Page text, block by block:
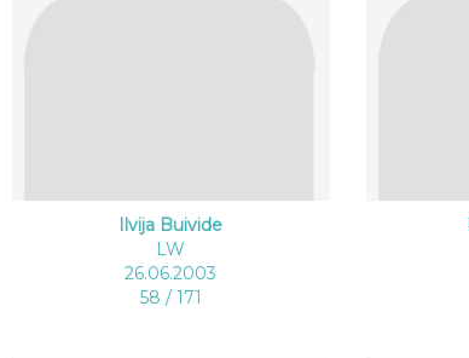
Ilvija Buivide
LW
26.06.2003
58 / 171